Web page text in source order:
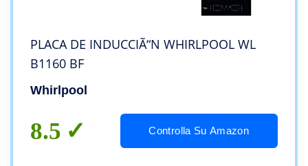
PLACA DE INDUCCIÃ“N WHIRLPOOL WL
B1160 BF
Whirlpool
8.5 Controlla Su Amazon